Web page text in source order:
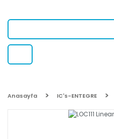
Anasayfa IC's-ENTEGRE